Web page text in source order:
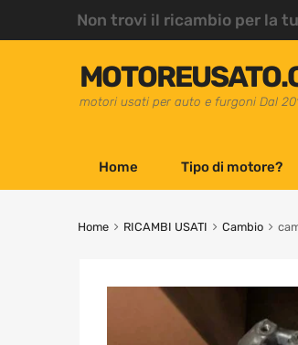
Non trovi il ricambio per la
motori usati per auto e furgoni Dal
Home Tipo di motore?
Home RICAMBI USATI Cambio